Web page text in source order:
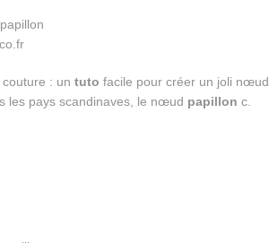
: un tuto facile pour créer un joli nœud
les pays scandinaves, le nœud papillon c.